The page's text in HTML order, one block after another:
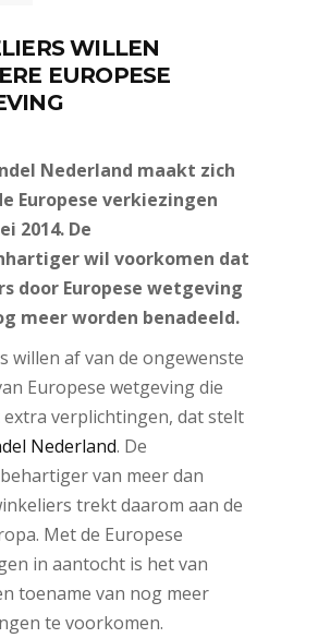
WILLEN
EUROPESE
Nederland maakt zich
Europese verkiezingen
2014. De
wil voorkomen dat
door Europese wetgeving
meer worden benadeeld.
willen af van de ongewenste
Europese wetgeving die
verplichtingen, dat stelt
Nederland. De
van meer dan
trekt daarom aan de
Met de Europese
in aantocht is het van
toename van nog meer
te voorkomen.